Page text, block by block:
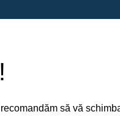
să vă